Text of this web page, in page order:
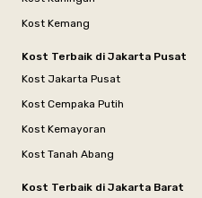
Kost Kemang
Kost Terbaik di Jakarta Pusat
Kost Jakarta Pusat
Kost Cempaka Putih
Kost Kemayoran
Kost Tanah Abang
Kost Terbaik di Jakarta Barat